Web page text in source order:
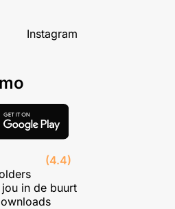
Instagram
(4.4)
in de buurt